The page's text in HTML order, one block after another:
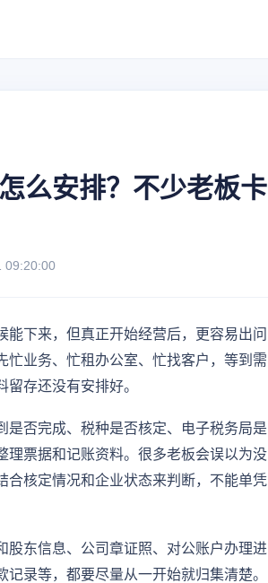
么安排？不少老板卡
09:20:00
下来，但真正开始经营后，更容易出问
业务、忙租办公室、忙找客户，等到需
存还没有安排好。
是否完成、税种是否核定、电子税务局是
理票据和记账资料。很多老板会误以为没
合核定情况和企业状态来判断，不能单凭
股东信息、公司章证照、对公账户办理进
录等，都要尽量从一开始就归集清楚。